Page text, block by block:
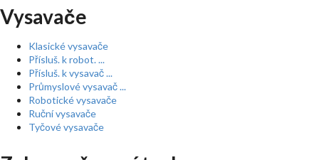
Vysavače
Klasické vysavače
Přísluš. k robot. ...
Přísluš. k vysavač ...
Průmyslové vysavač ...
Robotické vysavače
Ruční vysavače
Tyčové vysavače